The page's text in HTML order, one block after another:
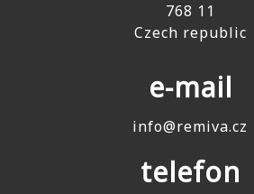
768 11
Czech republic
e-mail
info@remiva.cz
telefon